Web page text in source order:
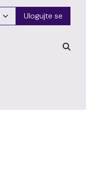
Ulogujte se